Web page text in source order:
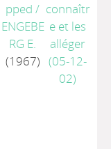
pped /
ENGEBE
RG E.
(1967)
connaîtr
e et les
alléger
(05-12-
02)